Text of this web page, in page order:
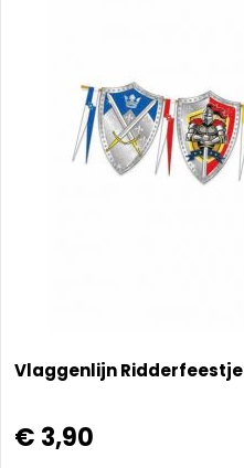
Vlaggenlijn Ridderfeestje
€ 3,90